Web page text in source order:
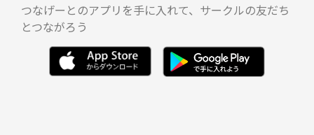
つなげーとのアプリを手に入れて、サークルの友だち
とつながろう